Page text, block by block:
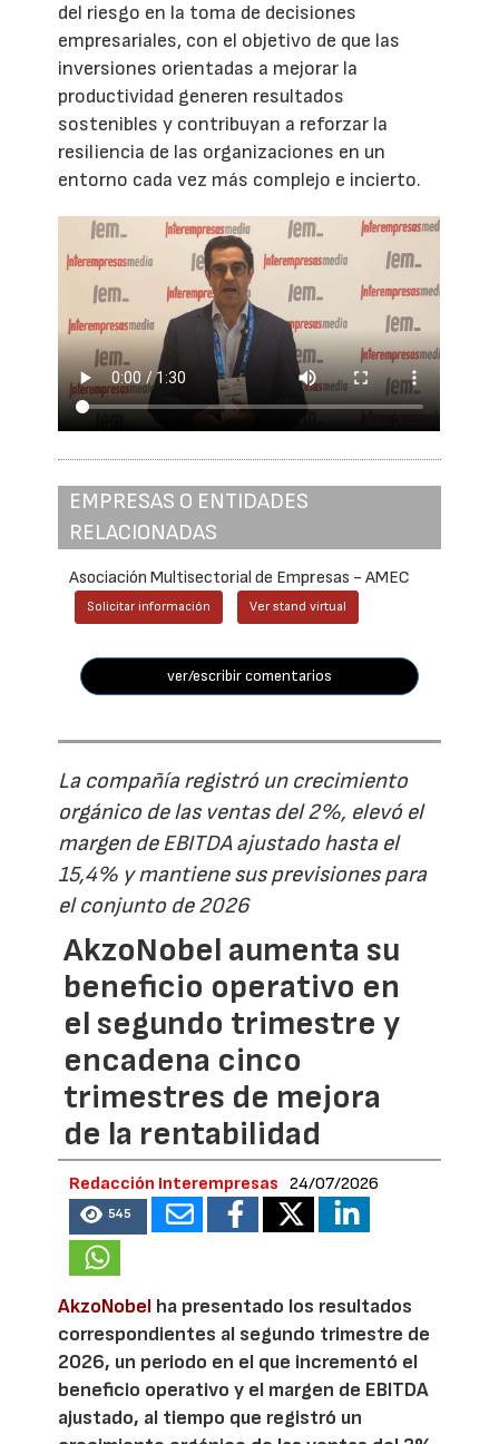
del riesgo en la toma de decisiones
empresariales, con el objetivo de que las
inversiones orientadas a mejorar la
productividad generen resultados
sostenibles y contribuyan a reforzar la
resiliencia de las organizaciones en un
entorno cada vez más complejo e incierto.
EMPRESAS O ENTIDADES
RELACIONADAS
Asociación Multisectorial de Empresas - AMEC
Solicitar información Ver stand virtual
ver/escribir comentarios
La compañía registró un crecimiento
orgánico de las ventas del 2%, elevó el
margen de EBITDA ajustado hasta el
15,4% y mantiene sus previsiones para
el conjunto de 2026
AkzoNobel aumenta su
beneficio operativo en
el segundo trimestre y
encadena cinco
trimestres de mejora
de la rentabilidad
Redacción Interempresas 24/07/2026
545
AkzoNobel ha presentado los resultados
correspondientes al segundo trimestre de
2026, un periodo en el que incrementó el
beneficio operativo y el margen de EBITDA
ajustado, al tiempo que registró un